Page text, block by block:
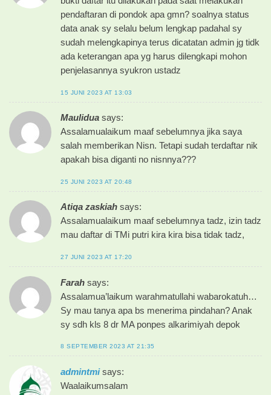
pendaftaran di pondok apa gmn? soalnya status
data anak sy selalu belum lengkap padahal sy
sudah melengkapinya terus dicatatan admin jg tidk
ada keterangan apa yg harus dilengkapi mohon
penjelasannya syukron ustadz
15 JUNI 2023 AT 13:03
Maulidua says:
Assalamualaikum maaf sebelumnya jika saya
salah memberikan Nisn. Tetapi sudah terdaftar nik
apakah bisa diganti no nisnnya???
25 JUNI 2023 AT 20:48
Atiqa zaskiah says:
Assalamualaikum maaf sebelumnya tadz, izin tadz
mau daftar di TMi putri kira kira bisa tidak tadz,
27 JUNI 2023 AT 17:20
Farah says:
Assalamua’laikum warahmatullahi wabarokatuh…
Sy mau tanya apa bs menerima pindahan? Anak
sy sdh kls 8 dr MA ponpes alkarimiyah depok
8 SEPTEMBER 2023 AT 21:35
admintmi says:
Waalaikumsalam